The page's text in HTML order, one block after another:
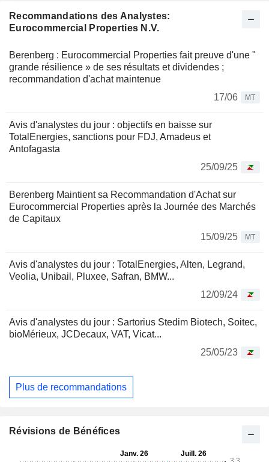
Recommandations des Analystes:
Eurocommercial Properties N.V.
Berenberg : Eurocommercial Properties fait preuve d'une "
grande résilience » de ses résultats et dividendes ;
recommandation d'achat maintenue
17/06
MT
Avis d'analystes du jour : objectifs en baisse sur
TotalEnergies, sanctions pour FDJ, Amadeus et
Antofagasta
25/09/25
Berenberg Maintient sa Recommandation d'Achat sur
Eurocommercial Properties après la Journée des Marchés
de Capitaux
15/09/25
MT
Avis d'analystes du jour : TotalEnergies, Alten, Legrand,
Veolia, Unibail, Pluxee, Safran, BMW...
12/09/24
Avis d'analystes du jour : Sartorius Stedim Biotech, Soitec,
bioMérieux, JCDecaux, VAT, Vicat...
25/05/23
Plus de recommandations
Révisions de Bénéfices